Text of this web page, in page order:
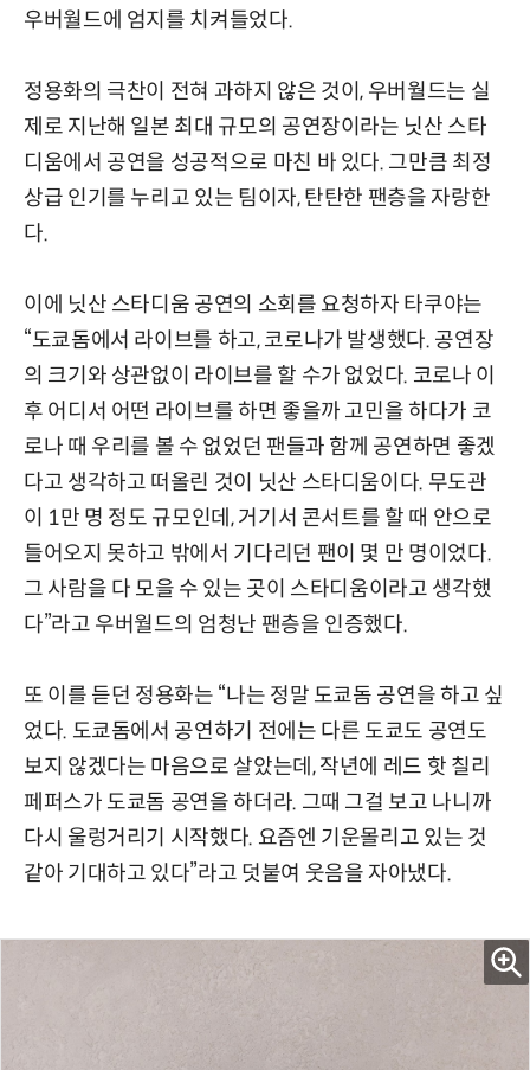
우버월드에 엄지를 치켜들었다.
정용화의 극찬이 전혀 과하지 않은 것이, 우버월드는 실
제로 지난해 일본 최대 규모의 공연장이라는 닛산 스타
디움에서 공연을 성공적으로 마친 바 있다. 그만큼 최정
상급 인기를 누리고 있는 팀이자, 탄탄한 팬층을 자랑한
다.
이에 닛산 스타디움 공연의 소회를 요청하자 타쿠야는
“도쿄돔에서 라이브를 하고, 코로나가 발생했다. 공연장
의 크기와 상관없이 라이브를 할 수가 없었다. 코로나 이
후 어디서 어떤 라이브를 하면 좋을까 고민을 하다가 코
로나 때 우리를 볼 수 없었던 팬들과 함께 공연하면 좋겠
다고 생각하고 떠올린 것이 닛산 스타디움이다. 무도관
이 1만 명 정도 규모인데, 거기서 콘서트를 할 때 안으로
들어오지 못하고 밖에서 기다리던 팬이 몇 만 명이었다.
그 사람을 다 모을 수 있는 곳이 스타디움이라고 생각했
다”라고 우버월드의 엄청난 팬층을 인증했다.
또 이를 듣던 정용화는 “나는 정말 도쿄돔 공연을 하고 싶
었다. 도쿄돔에서 공연하기 전에는 다른 도쿄도 공연도
보지 않겠다는 마음으로 살았는데, 작년에 레드 핫 칠리
페퍼스가 도쿄돔 공연을 하더라. 그때 그걸 보고 나니까
다시 울렁거리기 시작했다. 요즘엔 기운몰리고 있는 것
같아 기대하고 있다”라고 덧붙여 웃음을 자아냈다.